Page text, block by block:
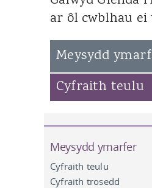
TENANTIAID DRWS
Susan Campbell
John Hipkin KC
Andrew Clemes
ar ôl cwblhau
Meysydd
Cyfraith teulu
Meysydd ymarfer
Cyfraith teulu
Cyfraith trosedd